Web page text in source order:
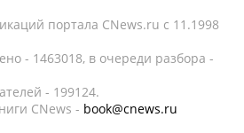
портала CNews.ru c 11.1998
- 1463018, в очереди разбора -
- 199124.
CNews - book@cnews.ru